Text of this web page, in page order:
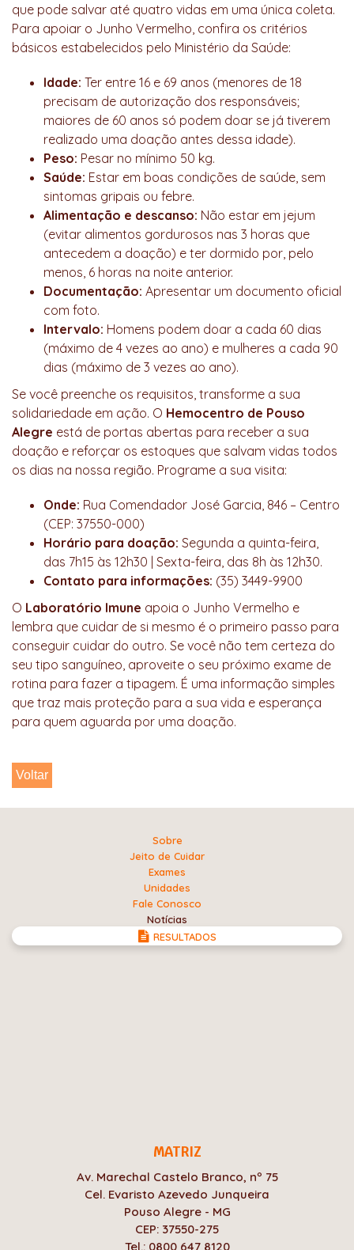
que pode salvar até quatro vidas em uma única coleta.
Para apoiar o Junho Vermelho, confira os critérios
básicos estabelecidos pelo Ministério da Saúde:
Idade: Ter entre 16 e 69 anos (menores de 18
precisam de autorização dos responsáveis;
maiores de 60 anos só podem doar se já tiverem
realizado uma doação antes dessa idade).
Peso: Pesar no mínimo 50 kg.
Saúde: Estar em boas condições de saúde, sem
sintomas gripais ou febre.
Alimentação e descanso: Não estar em jejum
(evitar alimentos gordurosos nas 3 horas que
antecedem a doação) e ter dormido por, pelo
menos, 6 horas na noite anterior.
Documentação: Apresentar um documento oficial
com foto.
Intervalo: Homens podem doar a cada 60 dias
(máximo de 4 vezes ao ano) e mulheres a cada 90
dias (máximo de 3 vezes ao ano).
Se você preenche os requisitos, transforme a sua
solidariedade em ação. O Hemocentro de Pouso
Alegre está de portas abertas para receber a sua
doação e reforçar os estoques que salvam vidas todos
os dias na nossa região. Programe a sua visita:
Onde: Rua Comendador José Garcia, 846 – Centro
(CEP: 37550-000)
Horário para doação: Segunda a quinta-feira,
das 7h15 às 12h30 | Sexta-feira, das 8h às 12h30.
Contato para informações: (35) 3449-9900
O Laboratório Imune apoia o Junho Vermelho e
lembra que cuidar de si mesmo é o primeiro passo para
conseguir cuidar do outro. Se você não tem certeza do
seu tipo sanguíneo, aproveite o seu próximo exame de
rotina para fazer a tipagem. É uma informação simples
que traz mais proteção para a sua vida e esperança
para quem aguarda por uma doação.
Voltar
Sobre
Jeito de Cuidar
Exames
Unidades
Fale Conosco
Notícias
RESULTADOS
MATRIZ
Av. Marechal Castelo Branco, nº 75
Cel. Evaristo Azevedo Junqueira
Pouso Alegre - MG
CEP: 37550-275
Tel.: 0800 647 8120